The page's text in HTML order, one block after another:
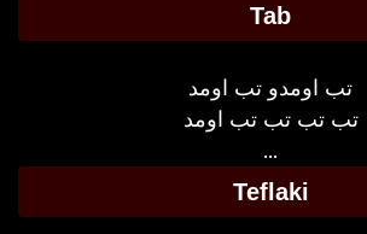
Tab
تب اومدو تب اومد
تب تب تب تب اومد
...
Teflaki